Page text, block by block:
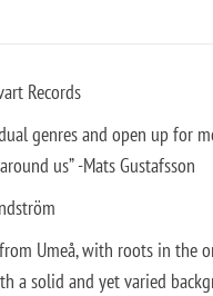
Records
genres and open up for
us” -Mats Gustafsson
Umeå, with roots in the
a solid and yet varied